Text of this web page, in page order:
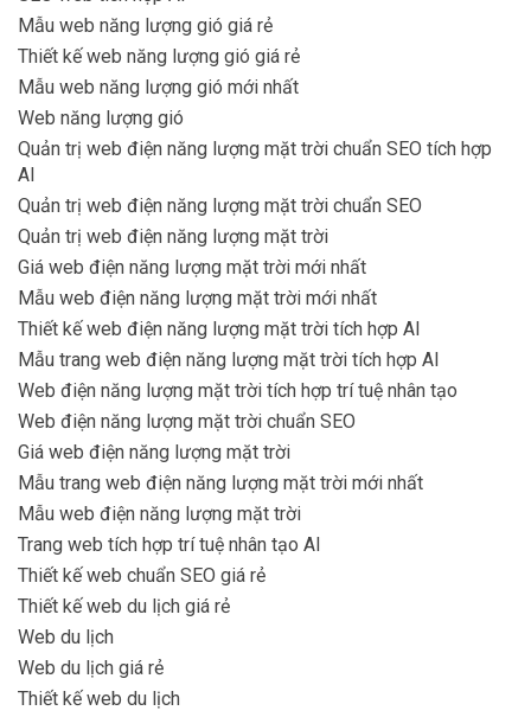
Mẫu web năng lượng gió giá rẻ
Thiết kế web năng lượng gió giá rẻ
Mẫu web năng lượng gió mới nhất
Web năng lượng gió
Quản trị web điện năng lượng mặt trời chuẩn SEO tích hợp
AI
Quản trị web điện năng lượng mặt trời chuẩn SEO
Quản trị web điện năng lượng mặt trời
Giá web điện năng lượng mặt trời mới nhất
Mẫu web điện năng lượng mặt trời mới nhất
Thiết kế web điện năng lượng mặt trời tích hợp AI
Mẫu trang web điện năng lượng mặt trời tích hợp AI
Web điện năng lượng mặt trời tích hợp trí tuệ nhân tạo
Web điện năng lượng mặt trời chuẩn SEO
Giá web điện năng lượng mặt trời
Mẫu trang web điện năng lượng mặt trời mới nhất
Mẫu web điện năng lượng mặt trời
Trang web tích hợp trí tuệ nhân tạo AI
Thiết kế web chuẩn SEO giá rẻ
Thiết kế web du lịch giá rẻ
Web du lịch
Web du lịch giá rẻ
Thiết kế web du lịch